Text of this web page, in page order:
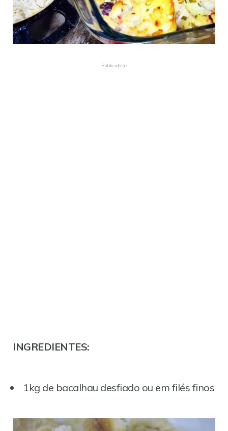
Publicidade
INGREDIENTES:
1kg de bacalhau desfiado ou em filés finos